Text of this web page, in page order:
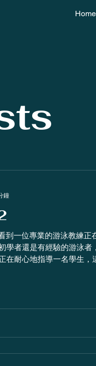
Home
游泳教練正在指導一名學生進行游
學者還是有經驗的游泳
在耐心地指導一名學生，
鐘